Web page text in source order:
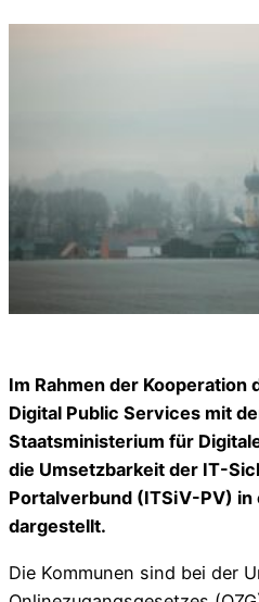
Im Rahmen der Kooperation
Digital Public Services mit
Staatsministerium für
die Umsetzbarkeit der IT-
Portalverbund (ITSiV-PV) in
dargestellt.
Die Kommunen sind bei der